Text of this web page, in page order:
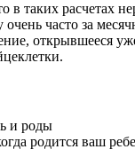
в таких расчетах
очень часто за
открывшееся
и роды
родится ваш